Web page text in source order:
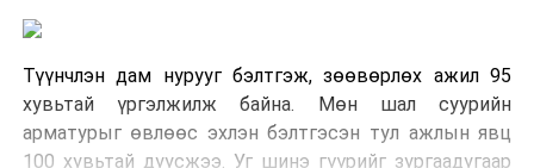
Түүнчлэн дам нурууг бэлтгэж, зөөвөрлөх ажил 95
хувьтай үргэлжилж байна. Мөн шал суурийн
арматурыг өвлөөс эхлэн бэлтгэсэн тул ажлын явц
100 хувьтай дуусжээ. Уг шинэ гүүрийг зургаадугаар